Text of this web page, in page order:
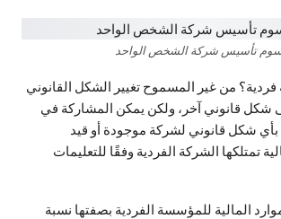
تأسيس شركة الشخص الواحد
من غير المسموح تغيير الشكل القانوني
شكل قانوني آخر، ولكن يمكن المشاركة في
شكل قانوني لشركة موجودة أو قيد
تمتلكها الشركة الفردية وفقًا للتعليمات
المالية للمؤسسة الفردية بصفتها نسبة